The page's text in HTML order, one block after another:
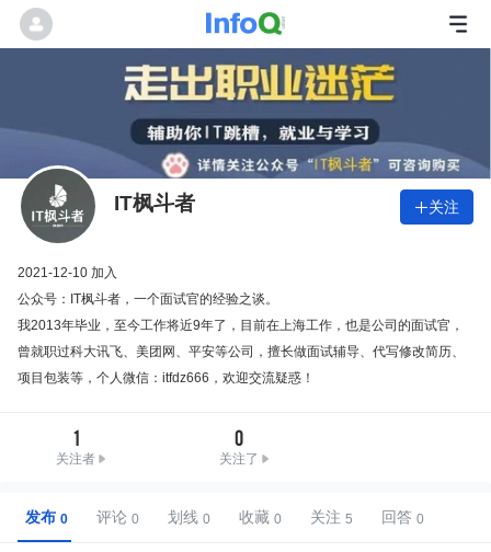
IT枫斗者 关注
2021-12-10 加入
公众号：IT枫斗者，一个面试官的经验之谈。
我2013年毕业，至今工作将近9年了，目前在上海工作，也是公司的面试官，
曾就职过科大讯飞、美团网、平安等公司，擅长做面试辅导、代写修改简历、
项目包装等，个人微信：itfdz666，欢迎交流疑惑！
1
关注者
0
关注了
发布 评论 划线 收藏 关注 回答